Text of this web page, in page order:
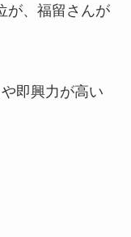
が、福留さんが
即興力が高い